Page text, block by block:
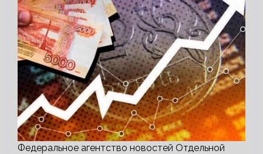
Федеральное агентство новостей Отдельной